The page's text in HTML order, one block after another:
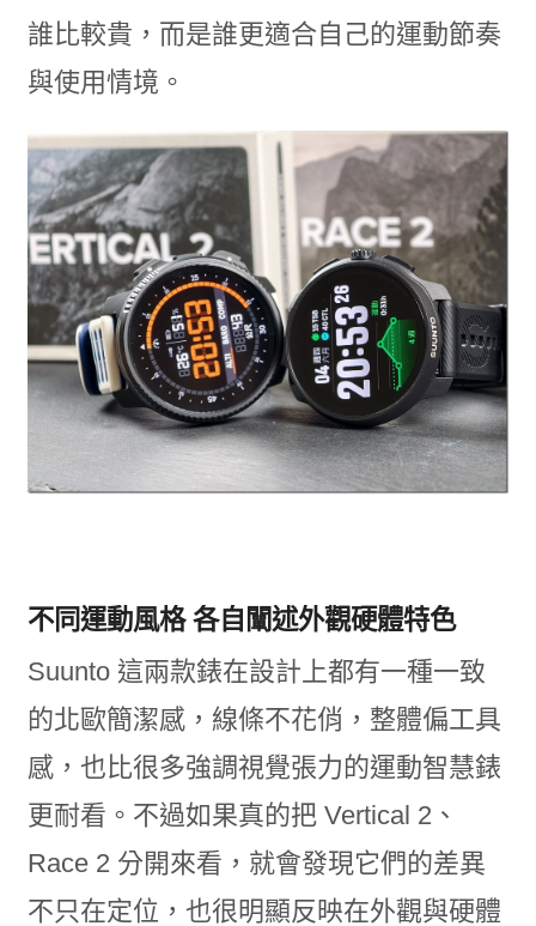
誰比較貴，而是誰更適合自己的運動節奏
與使用情境。
不同運動風格 各自闡述外觀硬體特色
Suunto 這兩款錶在設計上都有一種一致
的北歐簡潔感，線條不花俏，整體偏工具
感，也比很多強調視覺張力的運動智慧錶
更耐看。不過如果真的把 Vertical 2、
Race 2 分開來看，就會發現它們的差異
不只在定位，也很明顯反映在外觀與硬體